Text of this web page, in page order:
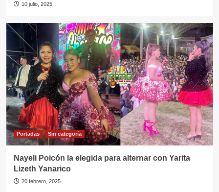
10 julio, 2025
Portadas Sin categorí­a
Nayeli Poicón la elegida para alternar con Yarita
Lizeth Yanarico
20 febrero, 2025